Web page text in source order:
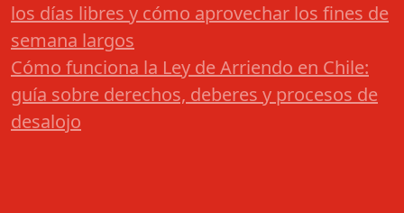
los días libres y cómo aprovechar los fines de
semana largos
Cómo funciona la Ley de Arriendo en Chile:
guía sobre derechos, deberes y procesos de
desalojo